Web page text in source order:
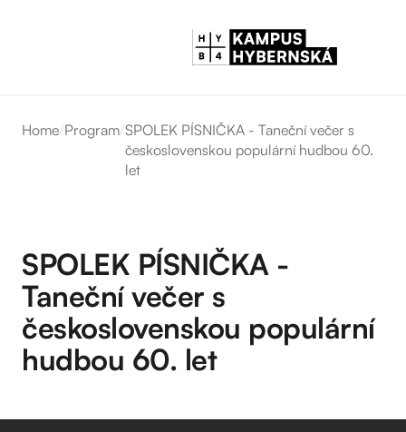
Home/Program/SPOLEK PÍSNIČKA - Taneční večer s
československou populární hudbou 60.
let
SPOLEK PÍSNIČKA -
Taneční večer s
československou populární
hudbou 60. let